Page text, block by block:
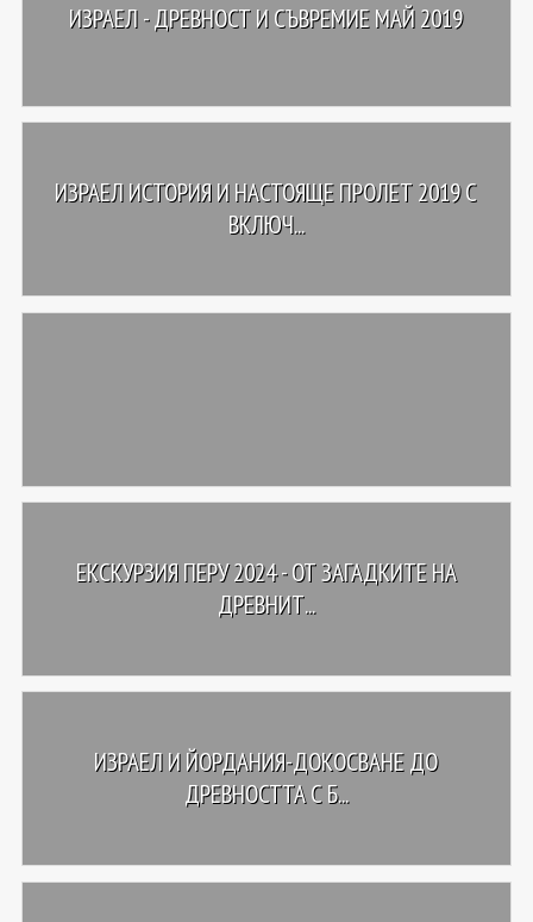
ИЗРАЕЛ - ДРЕВНОСТ И СЪВРЕМИЕ МАЙ 2019
ИЗРАЕЛ ИСТОРИЯ И НАСТОЯЩЕ ПРОЛЕТ 2019 С
ВКЛЮЧ...
ЕКСКУРЗИЯ ПЕРУ 2024 - ОТ ЗАГАДКИТЕ НА
ДРЕВНИТ...
ИЗРАЕЛ И ЙОРДАНИЯ-ДОКОСВАНЕ ДО
ДРЕВНОСТТА С Б...